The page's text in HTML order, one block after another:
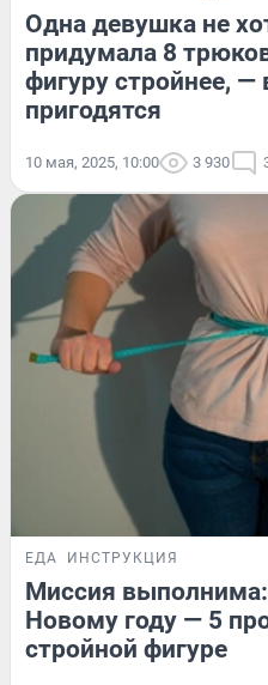
Одна девушка не
придумала 8
фигуру стройнее, —
пригодятся
10 мая, 2025, 10:00 3 930
ЕДА ИНСТРУКЦИЯ
Миссия выполнима:
Новому году — 5
стройной фигуре